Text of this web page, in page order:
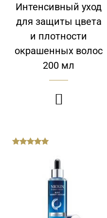
Интенсивный уход
для защиты цвета
и плотности
окрашенных волос
200 мл
